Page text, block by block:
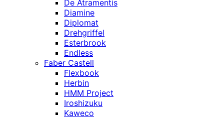
De Atramentis
Diamine
Diplomat
Drehgriffel
Esterbrook
Endless
Faber Castell
Flexbook
Herbin
HMM Project
Iroshizuku
Kaweco